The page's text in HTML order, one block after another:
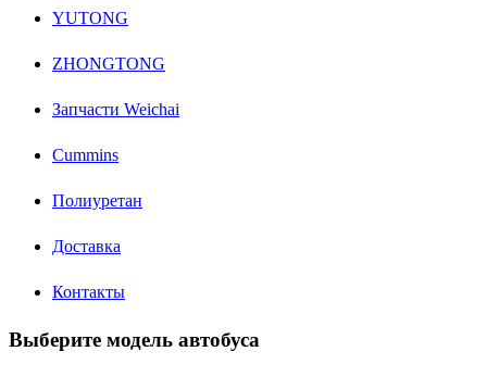
YUTONG
ZHONGTONG
Запчасти Weichai
Cummins
Полиуретан
Доставка
Контакты
Выберите модель автобуса